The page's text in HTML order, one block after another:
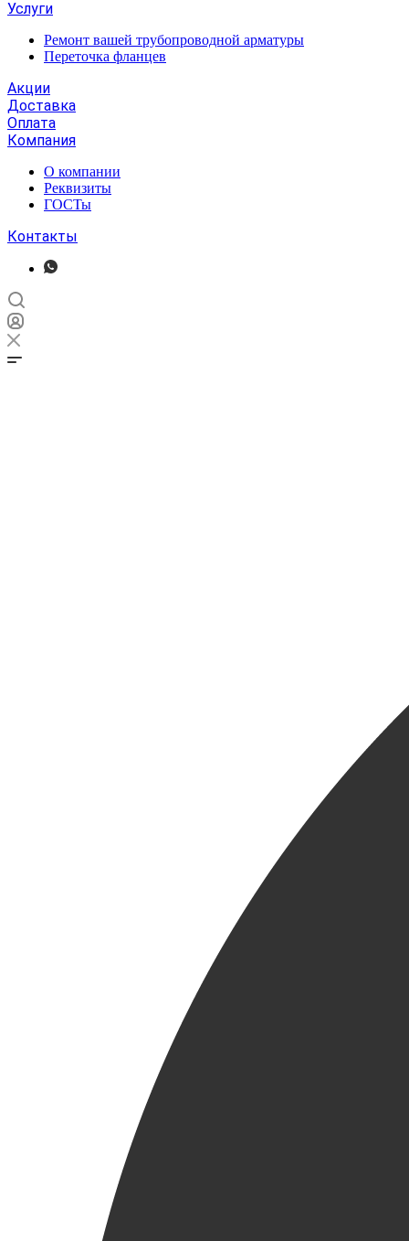
Услуги
Ремонт вашей трубопроводной арматуры
Переточка фланцев
Акции
Доставка
Оплата
Компания
О компании
Реквизиты
ГОСТы
Контакты